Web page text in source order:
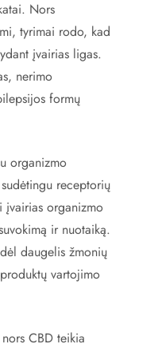
Nors
tyrimai rodo, kad
įvairias ligas.
nerimo
formų
organizmo
receptorių
organizmo
ir nuotaiką.
daugelis žmonių
vartojimo
CBD teikia